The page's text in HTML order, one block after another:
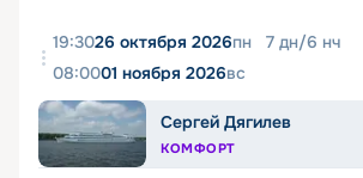
19:3026 октября 2026пн 7 дн/6 нч
08:0001 ноября 2026вс
Сергей Дягилев
КОМФОРТ